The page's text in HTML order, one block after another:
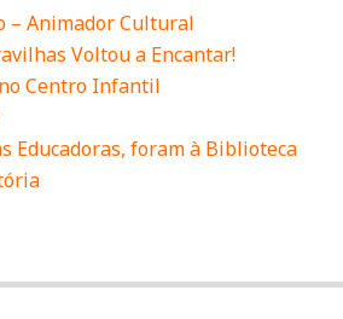
– Animador Cultural
Voltou a Encantar!
Centro Infantil
Educadoras, foram à Biblioteca